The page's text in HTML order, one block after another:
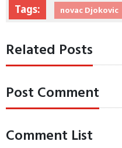
Tags: novac Djokovic
Related Posts
Post Comment
Comment List